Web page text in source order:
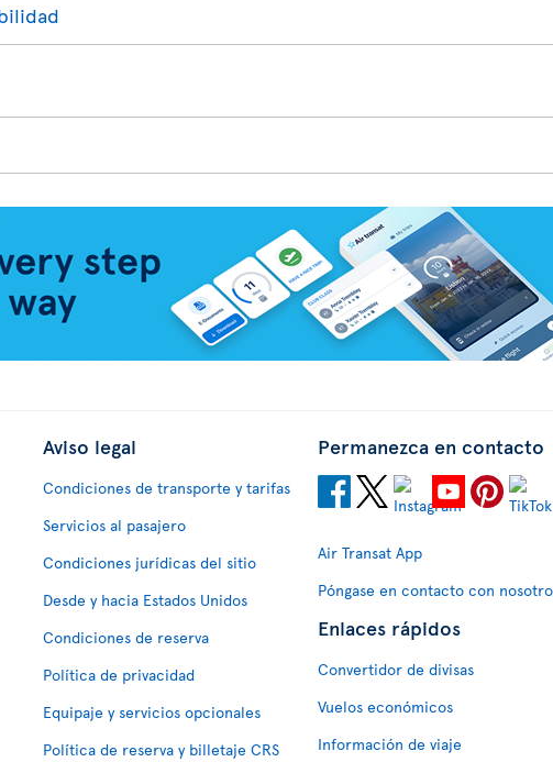
Aviso legal
Condiciones de transporte y tarifas
Servicios al pasajero
Condiciones jurídicas del sitio
Desde y hacia Estados Unidos
Condiciones de reserva
Política de privacidad
Equipaje y servicios opcionales
Política de reserva y billetaje CRS
Permanezca en contacto
Air Transat App
Póngase en contacto con
Enlaces rápidos
Convertidor de divisas
Vuelos económicos
Información de viaje